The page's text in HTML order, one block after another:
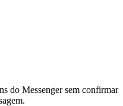
do Messenger sem confirmar